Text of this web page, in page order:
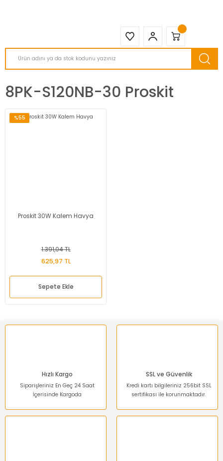
8PK-S120NB-30 Proskit
%55
Proskit 30W Kalem Havya
1.391,04 TL
625,97 TL
Sepete Ekle
Hızlı Kargo
Siparişleriniz En Geç 24 Saat
İçerisinde Kargoda
SSL ve Güvenlik
Kredi kartı bilgileriniz 256bit SSL
sertifikası ile korunmaktadır.